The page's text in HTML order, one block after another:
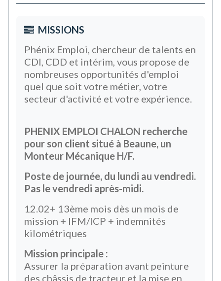
MISSIONS
Phénix Emploi, chercheur de talents en
CDI, CDD et intérim, vous propose de
nombreuses opportunités d'emploi
quel que soit votre métier, votre
secteur d'activité et votre expérience.
PHENIX EMPLOI CHALON recherche
pour son client situé à Beaune, un
Monteur Mécanique H/F.
Poste de journée, du lundi au vendredi.
Pas le vendredi après-midi.
12.02+ 13ème mois dès un mois de
mission + IFM/ICP + indemnités
kilométriques
Mission principale :
Assurer la préparation avant peinture
des châssis de tracteur et la mise en